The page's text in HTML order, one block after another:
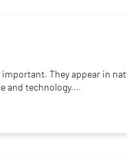
They appear in
and technology.…